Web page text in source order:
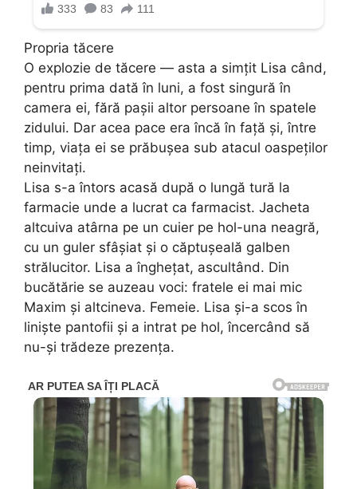
Propria tăcere
O explozie de tăcere — asta a simțit Lisa când,
pentru prima dată în luni, a fost singură în
camera ei, fără pașii altor persoane în spatele
zidului. Dar acea pace era încă în față și, între
timp, viața ei se prăbușea sub atacul oaspeților
neinvitați.
Lisa s-a întors acasă după o lungă tură la
farmacie unde a lucrat ca farmacist. Jacheta
altcuiva atârna pe un cuier pe hol-una neagră,
cu un guler sfâșiat și o căptușeală galben
strălucitor. Lisa a înghețat, ascultând. Din
bucătărie se auzeau voci: fratele ei mai mic
Maxim și altcineva. Femeie. Lisa și-a scos în
liniște pantofii și a intrat pe hol, încercând să
nu-și trădeze prezența.